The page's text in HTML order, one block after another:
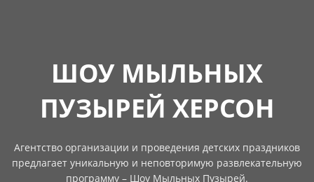
ШОУ МЫЛЬНЫХ
ПУЗЫРЕЙ ХЕРСОН
Агентство организации и проведения детских праздников
предлагает уникальную и неповторимую развлекательную
программу – Шоу Мыльных Пузырей.